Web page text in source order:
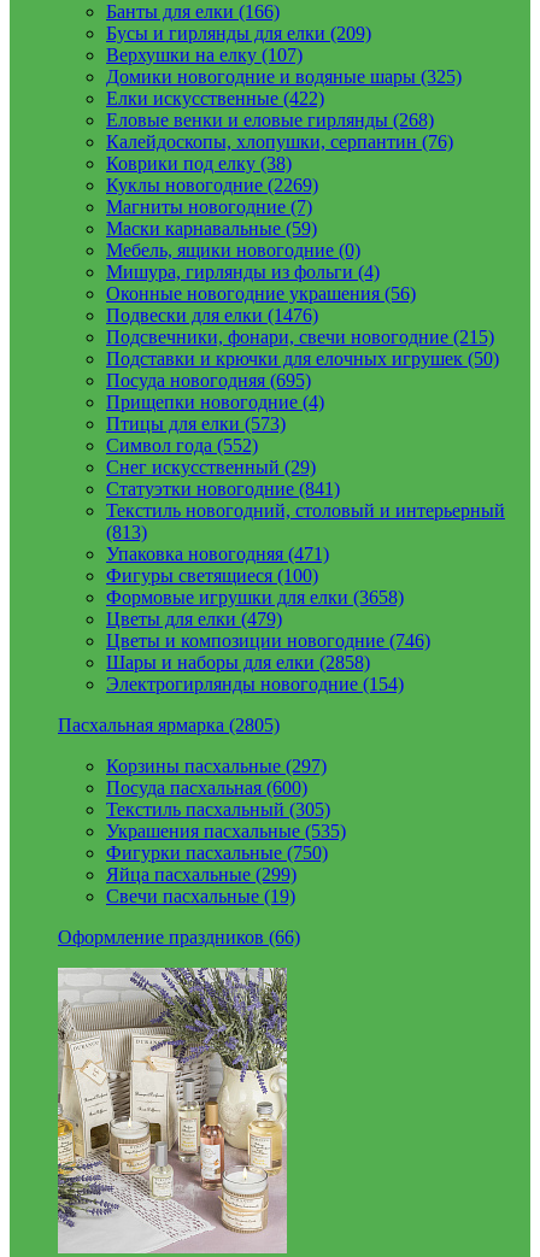
Банты для елки (166)
Бусы и гирлянды для елки (209)
Верхушки на елку (107)
Домики новогодние и водяные шары (325)
Елки искусственные (422)
Еловые венки и еловые гирлянды (268)
Калейдоскопы, хлопушки, серпантин (76)
Коврики под елку (38)
Куклы новогодние (2269)
Магниты новогодние (7)
Маски карнавальные (59)
Мебель, ящики новогодние (0)
Мишура, гирлянды из фольги (4)
Оконные новогодние украшения (56)
Подвески для елки (1476)
Подсвечники, фонари, свечи новогодние (215)
Подставки и крючки для елочных игрушек (50)
Посуда новогодняя (695)
Прищепки новогодние (4)
Птицы для елки (573)
Символ года (552)
Снег искусственный (29)
Статуэтки новогодние (841)
Текстиль новогодний, столовый и интерьерный
(813)
Упаковка новогодняя (471)
Фигуры светящиеся (100)
Формовые игрушки для елки (3658)
Цветы для елки (479)
Цветы и композиции новогодние (746)
Шары и наборы для елки (2858)
Электрогирлянды новогодние (154)
Пасхальная ярмарка (2805)
Корзины пасхальные (297)
Посуда пасхальная (600)
Текстиль пасхальный (305)
Украшения пасхальные (535)
Фигурки пасхальные (750)
Яйца пасхальные (299)
Свечи пасхальные (19)
Оформление праздников (66)